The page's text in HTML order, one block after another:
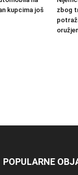
kupcima još
zbog
POPULARNE